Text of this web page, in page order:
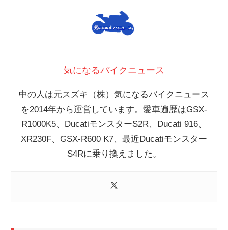
気になるバイクニュース
中の人は元スズキ（株）気になるバイクニュース
を2014年から運営しています。愛車遍歴はGSX-
R1000K5、DucatiモンスターS2R、Ducati 916、
XR230F、GSX-R600 K7、最近Ducatiモンスター
S4Rに乗り換えました。